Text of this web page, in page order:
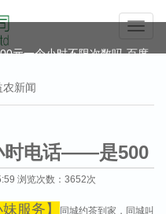
Toggle
元一个小时不限次数吗-百度-
人附近有美女吗-百度-百科
餐的地-MBA约网
农新闻
时电话——是500
吗-百度-百科
浏览次数：3652次
服务】
同城约茶到家，同城叫